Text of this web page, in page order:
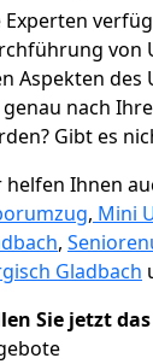
Experten
von
Aspekten des
nach
Gibt es
helfen Ihnen
, Mini
,
Gladbach
Sie jetzt